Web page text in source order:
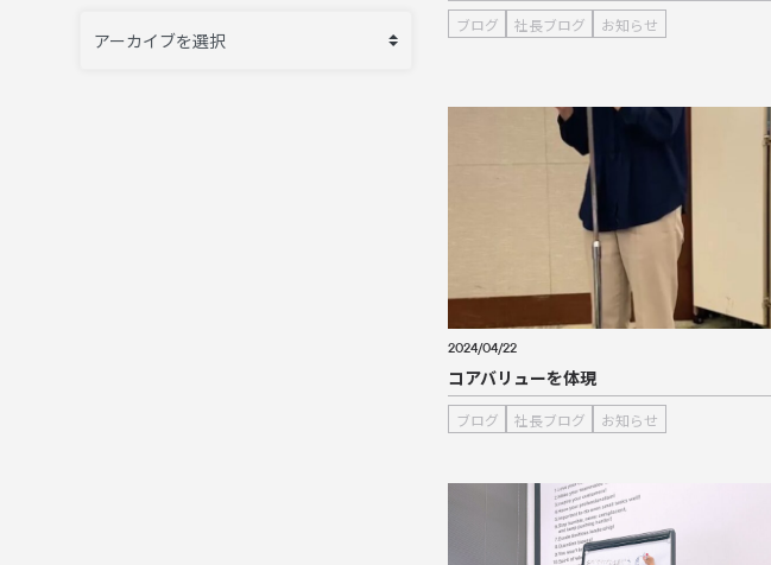
ブログ 社長ブログ お知らせ
2024/04/22
コアバリューを体現
ブログ 社長ブログ お知らせ